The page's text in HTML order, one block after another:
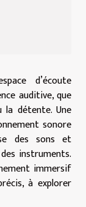
d’écoute
auditive, que
détente. Une
sonore
des sons et
instruments.
immersif
à explorer